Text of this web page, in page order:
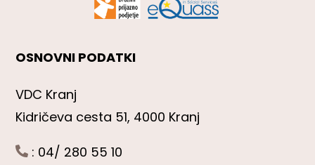
OSNOVNI PODATKI
VDC Kranj
Kidričeva cesta 51, 4000 Kranj
: 04/ 280 55 10